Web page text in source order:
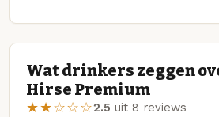
Wat drinkers zeggen
Hirse Premium
★★☆☆☆2.5 uit 8 reviews